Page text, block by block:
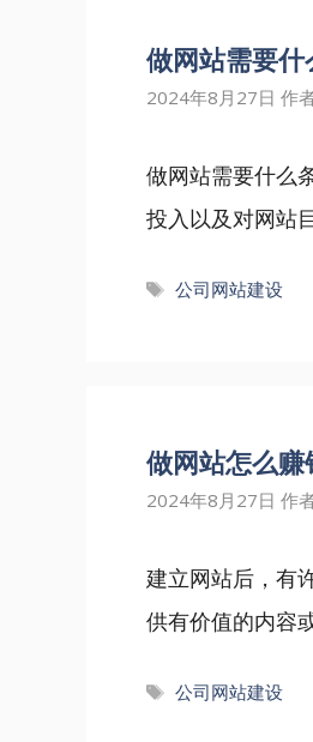
做网站需要什
2024年8月27日 作
做网站需要什么
投入以及对网站
标
公司网站建设
做网站怎么赚
2024年8月27日 作
建立网站后，有
供有价值的内容
标
公司网站建设